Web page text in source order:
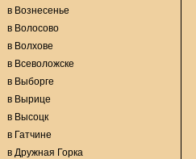
в Вознесенье
в Волосово
в Волхове
в Всеволожске
в Выборге
в Вырице
в Высоцк
в Гатчине
в Дружная Горка